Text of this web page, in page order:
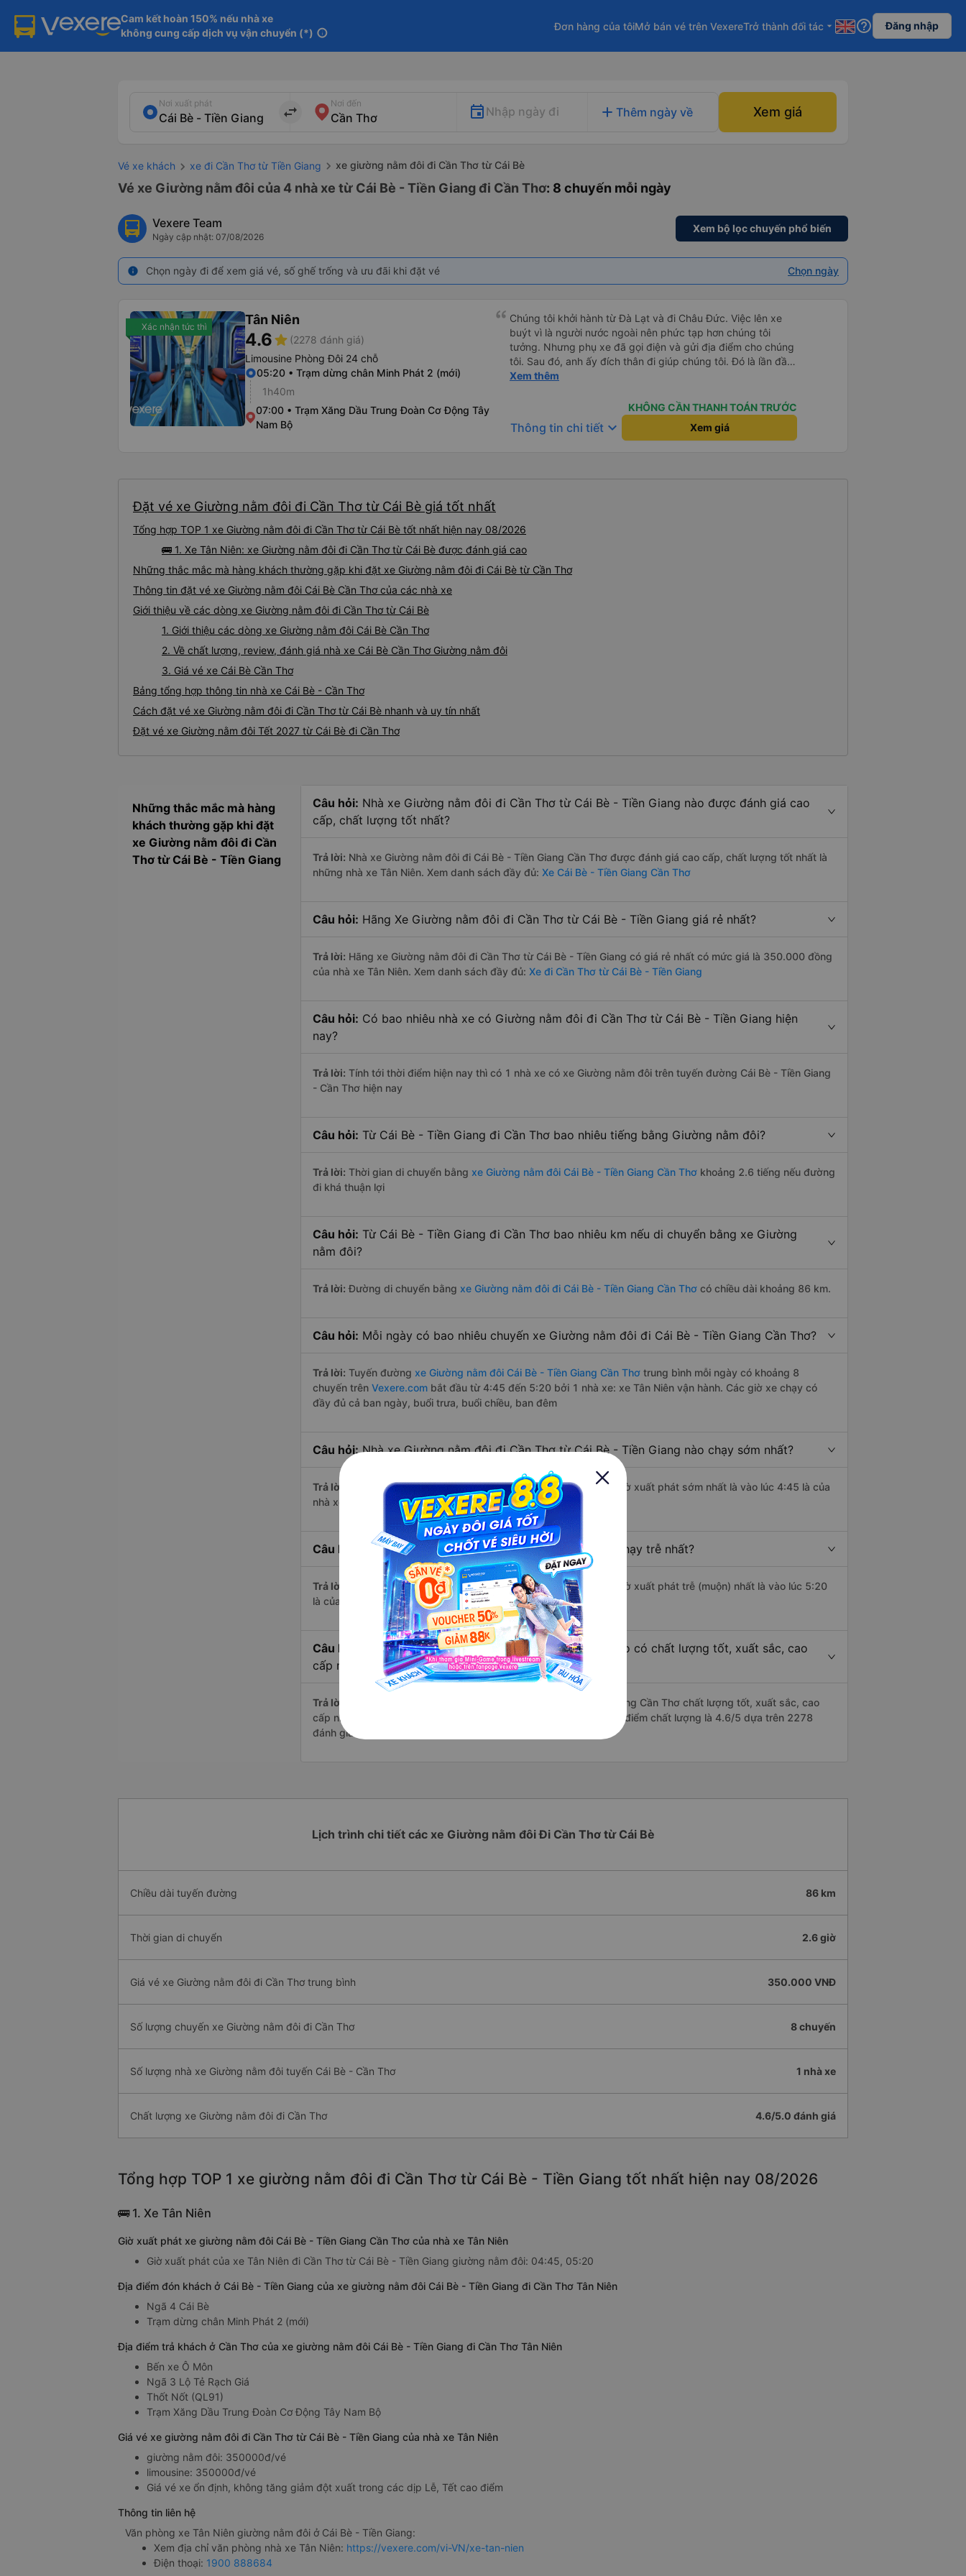
Cam kết hoàn 150% nếu nhà xe
không cung cấp dịch vụ vận chuyển (*) info
Đơn hàng của tôiMở bán vé trên VexereTrở thành đối tác arrow_drop_down help_outline Đăng nhập
Nơi xuất phát
import_export
Nơi đến
Nhập ngày đi add Thêm ngày về Xem giá
Vé xe khách xe đi Cần Thơ từ Tiền Giang xe giường nằm đôi đi Cần Thơ từ Cái Bè
Vé xe Giường nằm đôi của 4 nhà xe từ Cái Bè - Tiền Giang đi Cần Thơ: 8 chuyến mỗi ngày
Vexere Team
Ngày cập nhật: 07/08/2026
Xem bộ lọc chuyến phổ biến
info Chọn ngày đi để xem giá vé, số ghế trống và ưu đãi khi đặt vé Chọn ngày
Xác nhận tức thì Tân Niên
4.6star (2278 đánh giá)
Limousine Phòng Đôi 24 chỗ
05:20 • Trạm dừng chân Minh Phát 2 (mới)
1h40m
07:00 • Trạm Xăng Dầu Trung Đoàn Cơ Động Tây
Nam Bộ
Chúng tôi khởi hành từ Đà Lạt và đi Châu Đức. Việc lên xe
buýt vì là người nước ngoài nên phức tạp hơn chúng tôi
tưởng. Nhưng phụ xe đã gọi điện và gửi địa điểm cho chúng
tôi. Sau đó, anh ấy đích thân đi giúp chúng tôi. Đó là lần đầu
tiên đi xe giường nằm với hai đứa trẻ nhỏ khá thú vị. Chúng
uống. Tôi rất ngạc nhiên khi xe dừng lại lúc nửa đêm ở Cần
Thơ và mọi người xuống xe ăn. Khi đến điểm dừng, họ đánh
thức chúng tôi dậy và đảm bảo chúng tôi đã sẵn sàng. Nhìn
Xem thêm
KHÔNG CẦN THANH TOÁN TRƯỚC
Thông tin chi tiết keyboard_arrow_down Xem giá
Đặt vé xe Giường nằm đôi đi Cần Thơ từ Cái Bè giá tốt nhất
Tổng hợp TOP 1 xe Giường nằm đôi đi Cần Thơ từ Cái Bè tốt nhất hiện nay 08/2026
🚌 1. Xe Tân Niên: xe Giường nằm đôi đi Cần Thơ từ Cái Bè được đánh giá cao
Những thắc mắc mà hàng khách thường gặp khi đặt xe Giường nằm đôi đi Cái Bè từ Cần Thơ
Thông tin đặt vé xe Giường nằm đôi Cái Bè Cần Thơ của các nhà xe
Giới thiệu về các dòng xe Giường nằm đôi đi Cần Thơ từ Cái Bè
1. Giới thiệu các dòng xe Giường nằm đôi Cái Bè Cần Thơ
2. Về chất lượng, review, đánh giá nhà xe Cái Bè Cần Thơ Giường nằm đôi
3. Giá vé xe Cái Bè Cần Thơ
Bảng tổng hợp thông tin nhà xe Cái Bè - Cần Thơ
Cách đặt vé xe Giường nằm đôi đi Cần Thơ từ Cái Bè nhanh và uy tín nhất
Đặt vé xe Giường nằm đôi Tết 2027 từ Cái Bè đi Cần Thơ
Những thắc mắc mà hàng
khách thường gặp khi đặt
xe Giường nằm đôi đi Cần
Thơ từ Cái Bè - Tiền Giang
Câu hỏi: Nhà xe Giường nằm đôi đi Cần Thơ từ Cái Bè - Tiền Giang nào được đánh giá cao
cấp, chất lượng tốt nhất?
Trả lời: Nhà xe Giường nằm đôi đi Cái Bè - Tiền Giang Cần Thơ được đánh giá cao cấp, chất lượng tốt nhất là
những nhà xe Tân Niên. Xem danh sách đầy đủ: Xe Cái Bè - Tiền Giang Cần Thơ
Câu hỏi: Hãng Xe Giường nằm đôi đi Cần Thơ từ Cái Bè - Tiền Giang giá rẻ nhất?
Trả lời: Hãng xe Giường nằm đôi đi Cần Thơ từ Cái Bè - Tiền Giang có giá rẻ nhất có mức giá là 350.000 đồng
của nhà xe Tân Niên. Xem danh sách đầy đủ: Xe đi Cần Thơ từ Cái Bè - Tiền Giang
Câu hỏi: Có bao nhiêu nhà xe có Giường nằm đôi đi Cần Thơ từ Cái Bè - Tiền Giang hiện
nay?
Trả lời: Tính tới thời điểm hiện nay thì có 1 nhà xe có xe Giường nằm đôi trên tuyến đường Cái Bè - Tiền Giang
- Cần Thơ hiện nay
Câu hỏi: Từ Cái Bè - Tiền Giang đi Cần Thơ bao nhiêu tiếng bằng Giường nằm đôi?
Trả lời: Thời gian di chuyển bằng xe Giường nằm đôi Cái Bè - Tiền Giang Cần Thơ khoảng 2.6 tiếng nếu đường
đi khá thuận lợi
Câu hỏi: Từ Cái Bè - Tiền Giang đi Cần Thơ bao nhiêu km nếu di chuyển bằng xe Giường
nằm đôi?
Trả lời: Đường di chuyển bằng xe Giường nằm đôi đi Cái Bè - Tiền Giang Cần Thơ có chiều dài khoảng 86 km.
Câu hỏi: Mỗi ngày có bao nhiêu chuyến xe Giường nằm đôi đi Cái Bè - Tiền Giang Cần Thơ?
Trả lời: Tuyến đường xe Giường nằm đôi Cái Bè - Tiền Giang Cần Thơ trung bình mỗi ngày có khoảng 8
chuyến trên Vexere.com bắt đầu từ 4:45 đến 5:20 bởi 1 nhà xe: xe Tân Niên vận hành. Các giờ xe chạy có
đầy đủ cả ban ngày, buổi trưa, buổi chiều, ban đêm
Câu hỏi:Nhà xe Giường nằm đôi đi Cần Thơ từ Cái Bè - Tiền Giang nào chạy sớm nhất?
Trả lời: ChuyếnGiường nằm đôi Cái Bè - Tiền Giang Cần Thơcó giờ xuất phát sớm nhất là vào lúc 4:45 là của
nhà xe Tân Niên.
Câu hỏi: Nhà xe đi Cần Thơ từ Cái Bè - Tiền Giang nào chạy trễ nhất?
Trả lời: ChuyếnGiường nằm đôi Cái Bè - Tiền Giang Cần Thơ
có giờ xuất phát trễ (muộn) nhất là vào lúc 5:20
là của nhà xe Tân Niên.
Câu hỏi:
Review xe đi Cần Thơ từ Cái Bè - Tiền Giang nào có chất lượng tốt, xuất sắc, cao
cấp nhất?
Trả lời:
Những hãng có loại xe Giường nằm đôi đi Cái Bè - Tiền Giang Cần Thơ chất lượng tốt, xuất sắc, cao
cấp nhất là nhà xe Tân Niên đi Cần Thơ từ Cái Bè - Tiền Giang với điểm chất lượng là 4.6/5 dựa trên 2278
đánh giá của khách hàng).
Lịch trình chi tiết các xe Giường nằm đôi Đi Cần Thơ từ Cái Bè
Chiều dài tuyến đường 86 km
Thời gian di chuyển 2.6 giờ
Giá vé xe Giường nằm đôi đi Cần Thơ trung bình 350.000 VNĐ
Số lượng chuyến xe Giường nằm đôi đi Cần Thơ 8 chuyến
Số lượng nhà xe Giường nằm đôi tuyến Cái Bè - Cần Thơ 1 nhà xe
Chất lượng xe Giường nằm đôi đi Cần Thơ 4.6/5.0 đánh giá
Tổng hợp TOP 1 xe giường nằm đôi đi Cần Thơ từ Cái Bè - Tiền Giang tốt nhất hiện nay 08/2026
🚌 1. Xe Tân Niên
Giờ xuất phát xe giường nằm đôi Cái Bè - Tiền Giang Cần Thơ của nhà xe Tân Niên
Giờ xuất phát của xe Tân Niên đi Cần Thơ từ Cái Bè - Tiền Giang giường nằm đôi: 04:45, 05:20
Địa điểm đón khách ở Cái Bè - Tiền Giang của xe giường nằm đôi Cái Bè - Tiền Giang đi Cần Thơ Tân Niên
Ngã 4 Cái Bè
Trạm dừng chân Minh Phát 2 (mới)
Địa điểm trả khách ở Cần Thơ của xe giường nằm đôi Cái Bè - Tiền Giang đi Cần Thơ Tân Niên
Bến xe Ô Môn
Ngã 3 Lộ Tẻ Rạch Giá
Thốt Nốt (QL91)
Trạm Xăng Dầu Trung Đoàn Cơ Động Tây Nam Bộ
Giá vé xe giường nằm đôi đi Cần Thơ từ Cái Bè - Tiền Giang của nhà xe Tân Niên
giường nằm đôi: 350000đ/vé
limousine: 350000đ/vé
Giá vé xe ổn định, không tăng giảm đột xuất trong các dịp Lễ, Tết cao điểm
Thông tin liên hệ
Văn phòng xe Tân Niên giường nằm đôi ở Cái Bè - Tiền Giang:
Xem địa chỉ văn phòng nhà xe Tân Niên: https://vexere.com/vi-VN/xe-tan-nien
Điện thoại: 1900 888684